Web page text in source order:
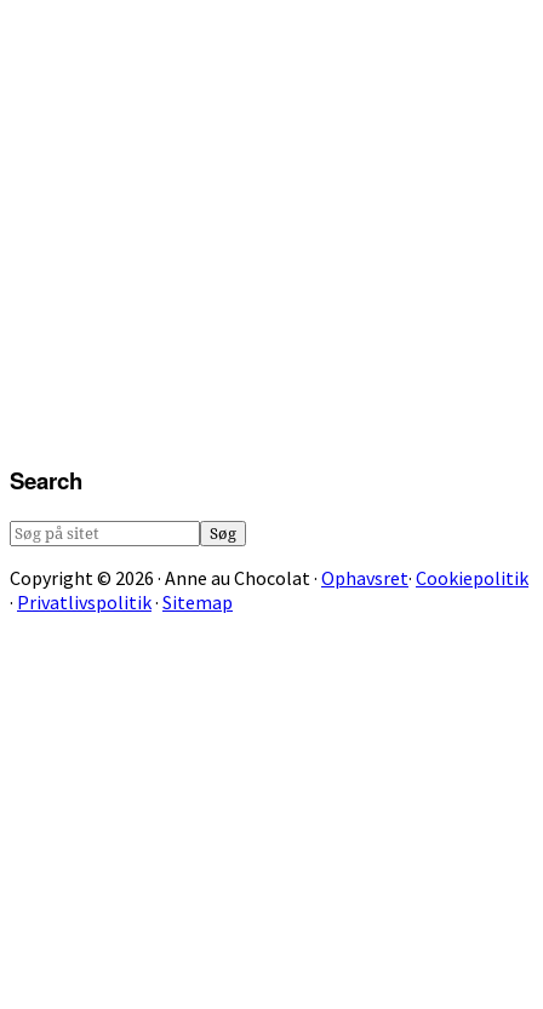
Search
Søg
sitet
Copyright © 2026 · Anne au Chocolat · Ophavsret· Cookiepolitik
· Privatlivspolitik· Sitemap